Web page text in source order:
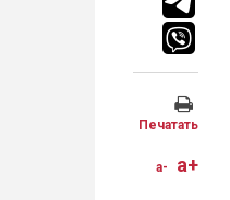
Печатать
a- a+